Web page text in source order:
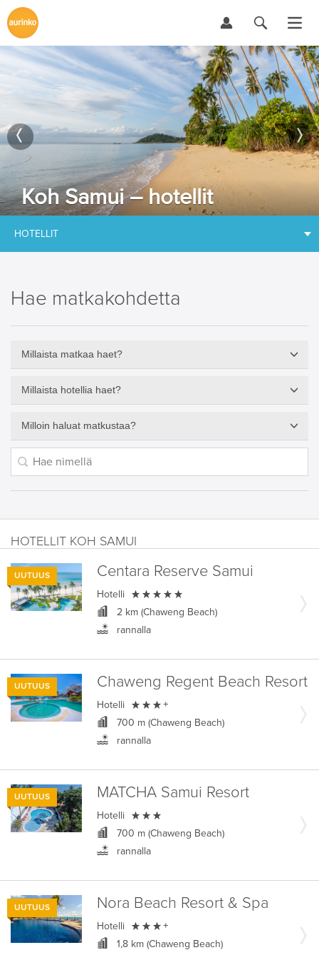
Koh Samui – hotellit
HOTELLIT
Hae matkakohdetta
Millaista matkaa haet?
Millaista hotellia haet?
Milloin haluat matkustaa?
HOTELLIT KOH SAMUI
UUTUUS Centara Reserve Samui
Hotelli 
2 km (Chaweng Beach)
rannalla
UUTUUS Chaweng Regent Beach Resort
Hotelli  +
700 m (Chaweng Beach)
rannalla
UUTUUS MATCHA Samui Resort
Hotelli 
700 m (Chaweng Beach)
rannalla
UUTUUS Nora Beach Resort & Spa
Hotelli  +
1,8 km (Chaweng Beach)